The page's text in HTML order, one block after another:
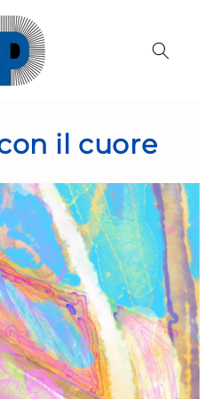
il cuore